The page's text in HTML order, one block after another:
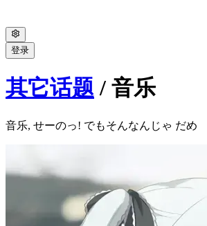
登录
其它话题 / 音乐
音乐, せーのっ! でもそんなんじゃ だめ